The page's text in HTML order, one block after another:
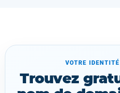
VOTRE
Trouvez